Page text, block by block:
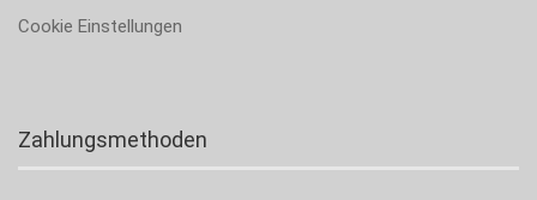
Cookie Einstellungen
Zahlungsmethoden